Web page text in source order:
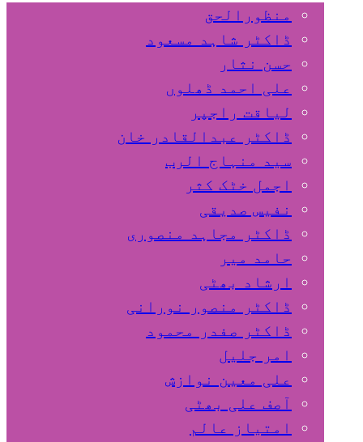
منظورالحق
ڈاکٹر شاہد مسعود
حسن نثار
علی احمد ڈھلوں
لیاقت راجپر
ڈاکٹر عبدالقادر خان
سید منہاج الرب
اجمل خٹک کثر
نفیس صدیقی
ڈاکٹر مجاہد منصوری
حامد میر
ارشاد بھٹی
ڈاکٹر منصور نورانی
ڈاکٹر صفدر محمود
امر جلیل
علی معین نوازش
آصف علی بھٹی
امتیاز عالم